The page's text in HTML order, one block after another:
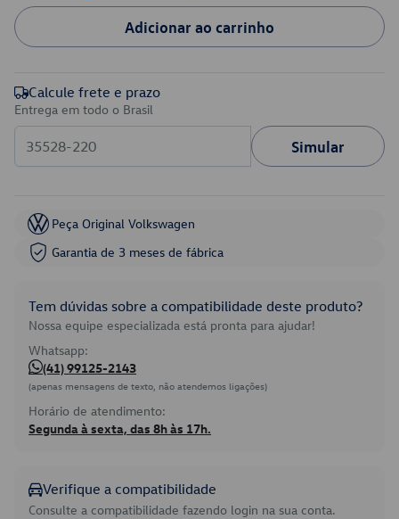
Adicionar ao carrinho
Calcule frete e prazo
Entrega em todo o Brasil
Simular
Peça Original Volkswagen
Garantia de 3 meses de fábrica
Tem dúvidas sobre a compatibilidade deste produto?
Nossa equipe especializada está pronta para ajudar!
Whatsapp:
(41) 99125-2143
(apenas mensagens de texto, não atendemos ligações)
Horário de atendimento:
Segunda à sexta, das 8h às 17h.
Verifique a compatibilidade
Consulte a compatibilidade fazendo login na sua conta.